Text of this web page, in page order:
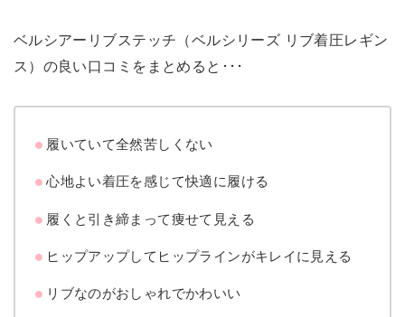
ベルシアーリブステッチ（ベルシリーズ リブ着圧レギン
ス）の良い口コミをまとめると･･･
履いていて全然苦しくない
心地よい着圧を感じて快適に履ける
履くと引き締まって痩せて見える
ヒップアップしてヒップラインがキレイに見える
リブなのがおしゃれでかわいい